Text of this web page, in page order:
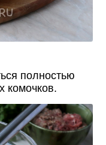
полностью
комочков.